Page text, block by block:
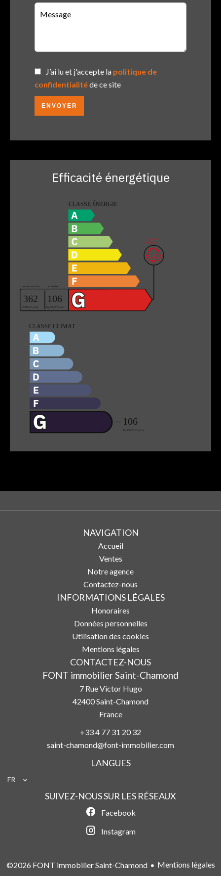
J’ai lu et j'accepte la politique de
confidentialitéde ce site
ENVOYER
Efficacité énergétique
NAVIGATION
Accueil
Ventes
Notre agence
Contactez-nous
INFORMATIONS LÉGALES
Honoraires
Données personnelles
Utilisation des cookies
Mentions légales
CONTACTEZ-NOUS
FONT immobilier Saint-Chamond
7 Rue Victor Hugo
42400Saint-Chamond
France
+33 4 77 31 20 32
saint-chamond@font-immobilier.com
LANGUES
FR
SUIVEZ-NOUS SUR LES RÉSEAUX
Facebook
Instagram
©2026 FONT immobilier Saint-Chamond
Mentions légales